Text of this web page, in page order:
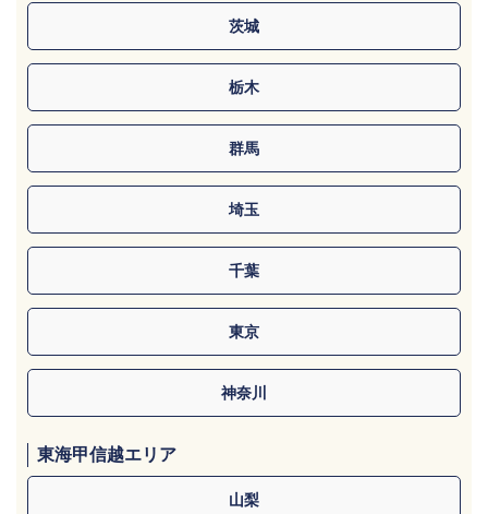
茨城
栃木
群馬
埼玉
千葉
東京
神奈川
東海甲信越エリア
山梨